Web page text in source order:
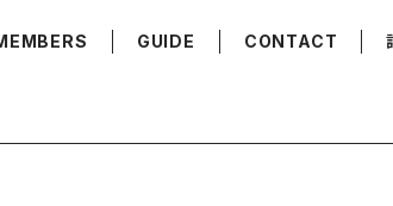
GUIDE CONTACT